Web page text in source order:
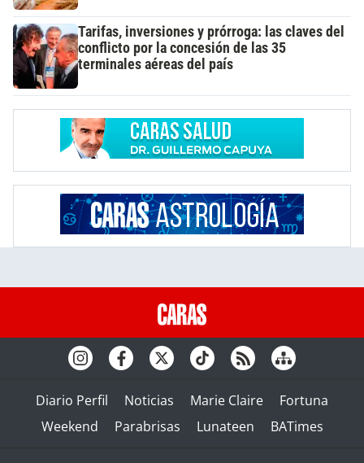
Tarifas, inversiones y prórroga: las claves del
conflicto por la concesión de las 35
terminales aéreas del país
Diario Perfil Noticias Marie Claire
Fortuna
Weekend
Parabrisas Lunateen BATimes